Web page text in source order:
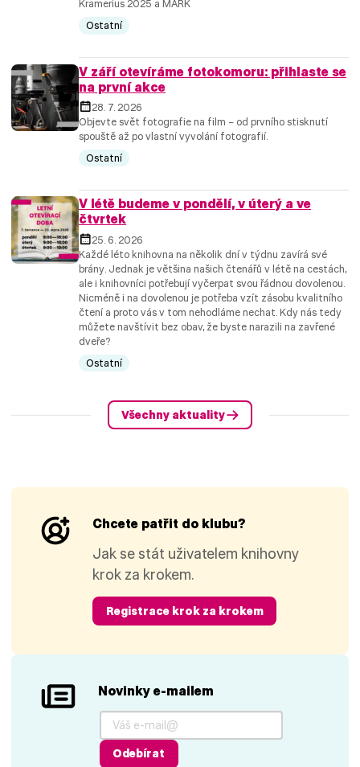
Kramerius 2025 a MARK
Ostatní
V září otevíráme fotokomoru: přihlaste se
na první akce
28. 7. 2026
Objevte svět fotografie na film – od prvního stisknutí
spouště až po vlastní vyvolání fotografií.
Ostatní
V létě budeme v pondělí, v úterý a ve
čtvrtek
25. 6. 2026
Každé léto knihovna na několik dní v týdnu zavírá své
brány. Jednak je většina našich čtenářů v létě na cestách,
ale i knihovníci potřebují vyčerpat svou řádnou dovolenou.
Nicméně i na dovolenou je potřeba vzít zásobu kvalitního
čtení a proto vás v tom nehodláme nechat. Kdy nás tedy
můžete navštívit bez obav, že byste narazili na zavřené
dveře?
Ostatní
Všechny aktuality
Chcete patřit do klubu?
Jak se stát uživatelem knihovny
krok za krokem.
Registrace krok za krokem
Novinky e-mailem
Odebírat